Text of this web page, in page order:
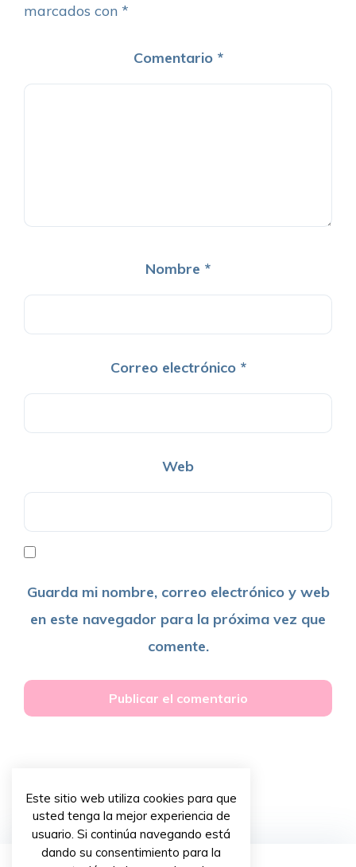
marcados con *
Comentario *
Nombre *
Correo electrónico *
Web
Guarda mi nombre, correo electrónico y web
en este navegador para la próxima vez que
comente.
Este sitio web utiliza cookies para que
usted tenga la mejor experiencia de
usuario. Si continúa navegando está
dando su consentimiento para la